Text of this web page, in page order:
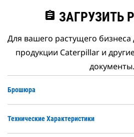
assignment ЗАГРУЗИТЬ
Для вашего растущего
продукции Caterpillar и
документы.
Брошюра
Технические Характеристики